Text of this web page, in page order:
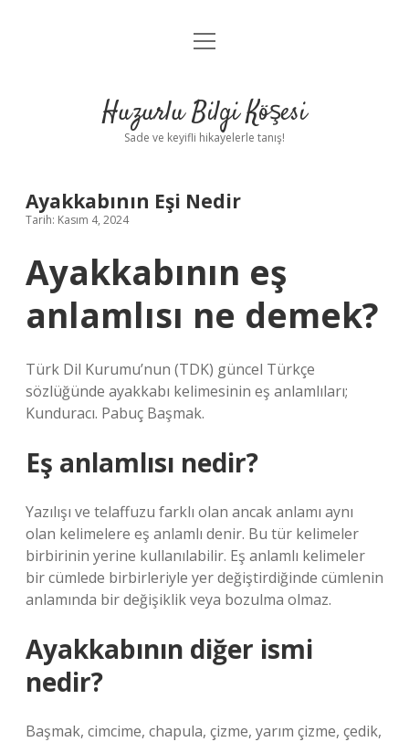
Anasayfa
Yasal Uyarı
menüyü
Huzurlu Bilgi Köşesi
Sade ve keyifli hikayelerle tanış!
Ayakkabının Eşi Nedir
Tarih: Kasım 4, 2024
Ayakkabının eş
anlamlısı ne demek?
Türk Dil Kurumu’nun (TDK) güncel Türkçe
sözlüğünde ayakkabı kelimesinin eş anlamlıları;
Kunduracı. Pabuç Başmak.
Eş anlamlısı nedir?
Yazılışı ve telaffuzu farklı olan ancak anlamı aynı
olan kelimelere eş anlamlı denir. Bu tür kelimeler
birbirinin yerine kullanılabilir. Eş anlamlı kelimeler
bir cümlede birbirleriyle yer değiştirdiğinde cümlenin
anlamında bir değişiklik veya bozulma olmaz.
Ayakkabının diğer ismi
nedir?
Başmak, cimcime, chapula, çizme, yarım çizme, çedik,